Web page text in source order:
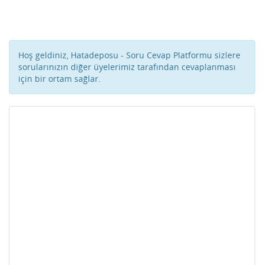
Hoş geldiniz, Hatadeposu - Soru Cevap Platformu sizlere
sorularınızın diğer üyelerimiz tarafından cevaplanması
için bir ortam sağlar.